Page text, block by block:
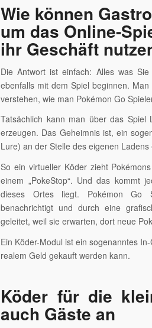
Wie können
um das Online-
ihr Geschäft
Die Antwort ist einfach: Alles was
ebenfalls mit dem Spiel beginnen.
verstehen, wie man Pokémon Go
Tatsächlich kann man über das Spiel
erzeugen. Das Geheimnis ist, ein
Lure) an der Stelle des eigenen Ladens
So ein virtueller Köder zieht
einem „PokeStop“. Und das kommt
dieses Ortes liegt. Pokémon Go
benachrichtigt und durch eine
geleitet, weil sie erwarten, dort neue
Ein Köder-Modul ist ein sogenanntes
realem Geld gekauft werden kann.
Köder für die
auch Gäste an